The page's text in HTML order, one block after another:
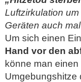
Luftzirkulation
Geräten auch
Um sich einen
Hand vor den
könne man
Umgebungshitze